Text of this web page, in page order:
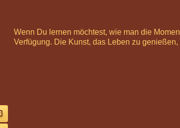
Wenn Du lernen möchtest, wie man die
Verfügung. Die Kunst, das Leben zu